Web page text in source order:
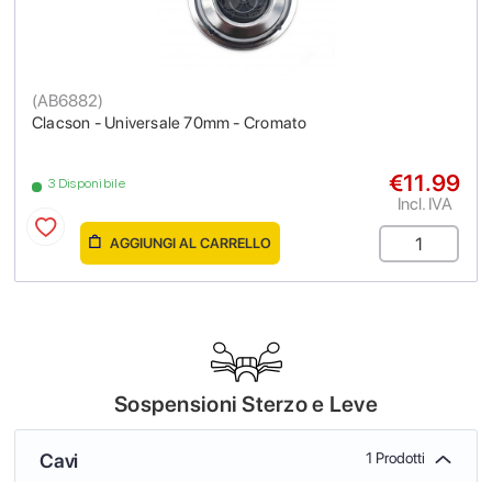
Clacson - Universale 70mm - Cromato
(AB6882)
3 Disponibile €11.99
Incl. IVA
AGGIUNGI AL CARRELLO
Sospensioni Sterzo e Leve
Cavi 1 Prodotti